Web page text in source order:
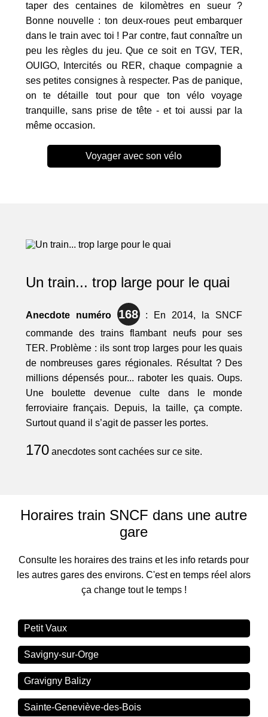
taper des centaines de kilomètres en sueur ?
Bonne nouvelle : ton deux-roues peut embarquer
dans le train avec toi ! Par contre, faut connaître un
peu les règles du jeu. Que ce soit en TGV, TER,
OUIGO, Intercités ou RER, chaque compagnie a
ses petites consignes à respecter. Pas de panique,
on te détaille tout pour que ton vélo voyage
tranquille, sans prise de tête - et toi aussi par la
même occasion.
Voyager avec son vélo
Un train... trop large pour le quai
Anecdote numéro 168: En 2014, la SNCF
commande des trains flambant neufs pour ses
TER. Problème : ils sont trop larges pour les quais
de nombreuses gares régionales. Résultat ? Des
millions dépensés pour... raboter les quais. Oups.
Une boulette devenue culte dans le monde
ferroviaire français. Depuis, la taille, ça compte.
Surtout quand il s’agit de passer les portes.
170anecdotes sont cachées sur ce site.
Horaires train SNCF dans une autre
gare
Consulte les horaires des trains et les info retards pour
les autres gares des environs. C'est en temps réel alors
ça change tout le temps !
Petit Vaux
Savigny-sur-Orge
Gravigny Balizy
Sainte-Geneviève-des-Bois